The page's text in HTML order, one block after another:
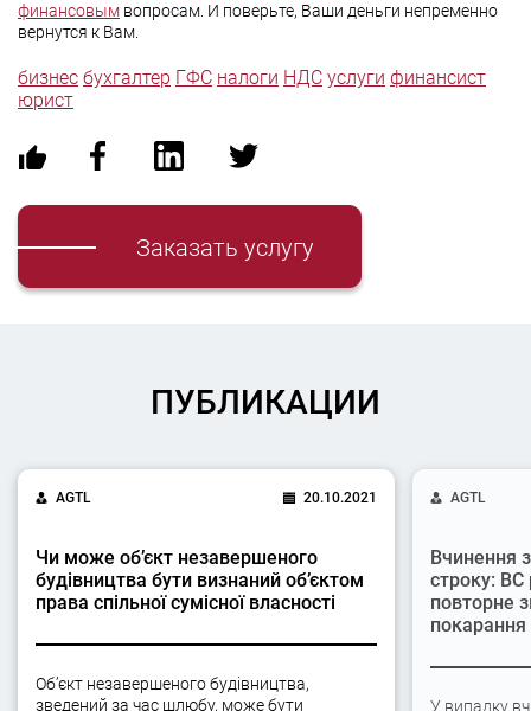
финансовым вопросам. И поверьте, Ваши деньги непременно
вернутся к Вам.
бизнес бухгалтер ГФС налоги НДС услуги финансист
юрист
Заказать услугу
ПУБЛИКАЦИИ
AGTL 20.10.2021
Чи може об’єкт незавершеного
будівництва бути визнаний об’єктом
права спільної сумісної власності
Об’єкт незавершеного будівництва,
зведений за час шлюбу, може бути
AGTL
Вчинення
строку: ВС
повторне
У випадку